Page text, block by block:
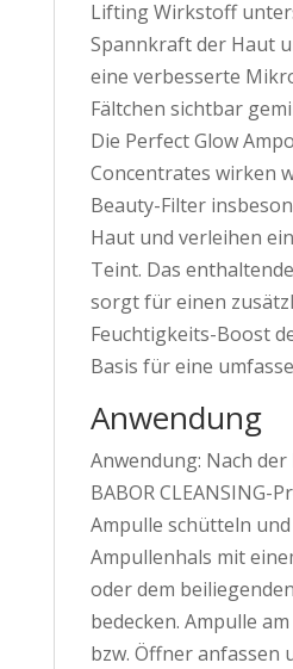
Lifting Wirkstoff
Spannkraft der Haut
eine verbesserte
Fältchen sichtbar
Die Perfect Glow
Concentrates wirken
Beauty-Filter
Haut und verleihen
Teint. Das
sorgt für einen
Feuchtigkeits-Boost
Basis für eine
Anwendung
Anwendung: Nach
BABOR CLEANSING-
Ampulle schütteln
Ampullenhals mit
oder dem
bedecken. Ampulle
bzw. Öffner anfassen